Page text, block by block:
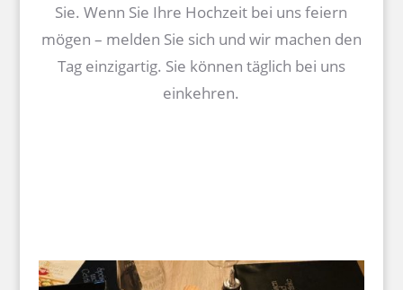
Sie. Wenn Sie Ihre Hochzeit bei uns feiern
mögen – melden Sie sich und wir machen den
Tag einzigartig. Sie können täglich bei uns
einkehren.